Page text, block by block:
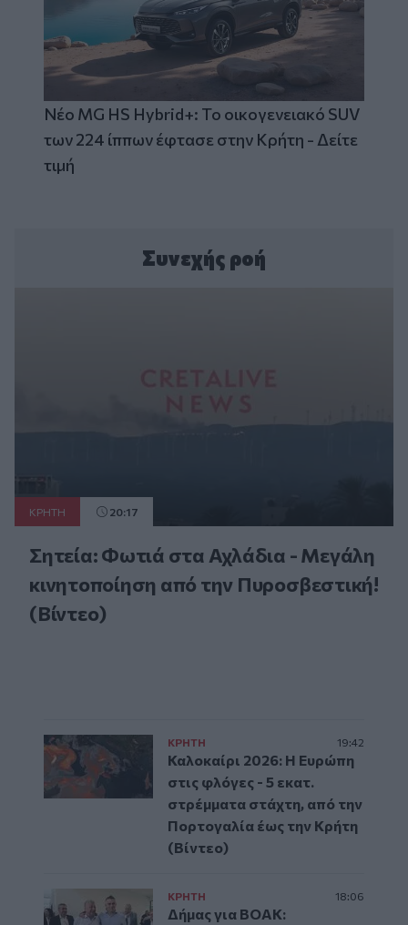
Νέο MG HS Hybrid+: Το οικογενειακό SUV
των 224 ίππων έφτασε στην Κρήτη - Δείτε
τιμή
Συνεχής ροή
ΚΡΗΤΗ 20:17
Σητεία: Φωτιά στα Αχλάδια - Μεγάλη
κινητοποίηση από την Πυροσβεστική!
(Βίντεο)
ΚΡΗΤΗ 19:42
Καλοκαίρι 2026: Η Ευρώπη
στις φλόγες - 5 εκατ.
στρέμματα στάχτη, από την
Πορτογαλία έως την Κρήτη
(Βίντεο)
ΚΡΗΤΗ 18:06
Δήμας για ΒΟΑΚ: